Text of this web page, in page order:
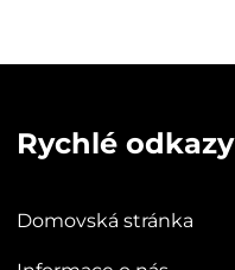
Rychlé odkazy
Domovská stránka